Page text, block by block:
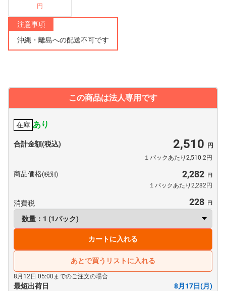
円
注意事項
沖縄・離島への配送不可です
この商品は法人専用です
在庫 あり
合計金額(税込) 2,510
１パックあたり2,510.2円
商品価格(税別) 2,282
１パックあたり2,282円
消費税 228
カートに入れる
あとで買うリストに入れる
8月12日 05:00までのご注文の場合
最短出荷日 8月17日(月)